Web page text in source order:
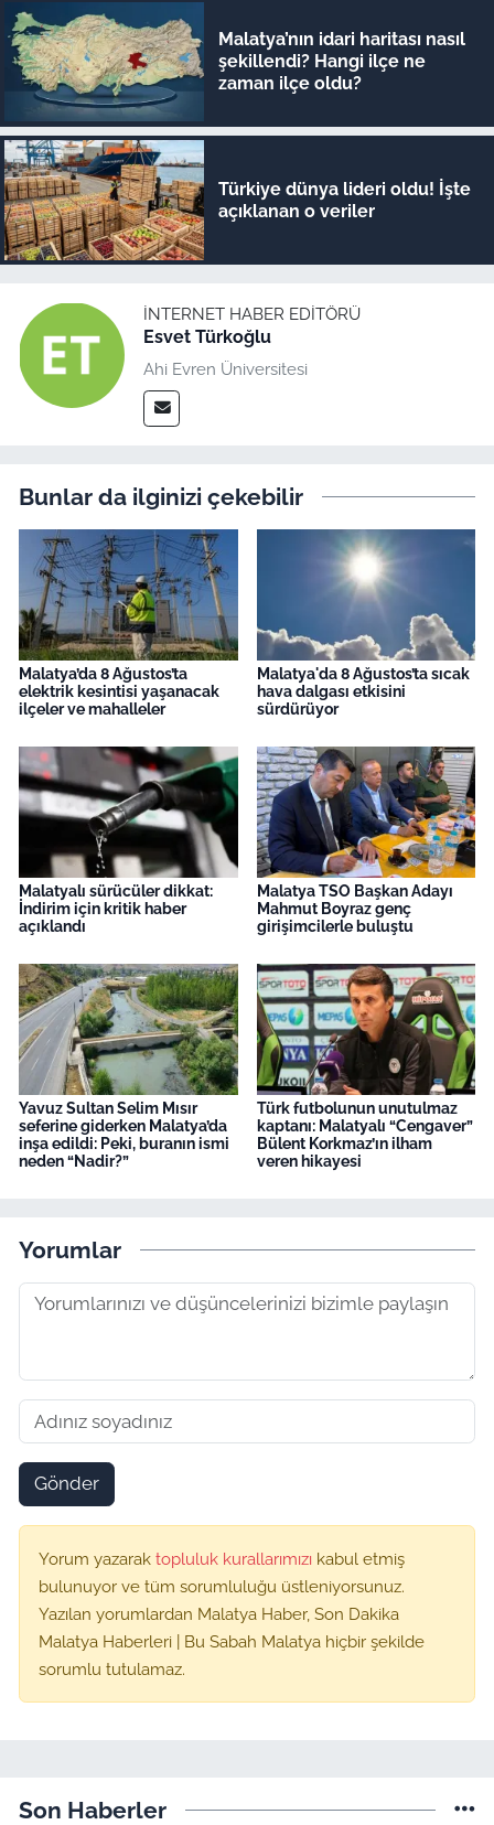
Malatya’nın idari haritası nasıl
şekillendi? Hangi ilçe ne
zaman ilçe oldu?
Türkiye dünya lideri oldu! İşte
açıklanan o veriler
İNTERNET HABER EDITÖRÜ
Esvet Türkoğlu
Ahi Evren Üniversitesi
Bunlar da ilginizi çekebilir
Malatya’da 8 Ağustos’ta
elektrik kesintisi yaşanacak
ilçeler ve mahalleler
Malatya'da 8 Ağustos’ta sıcak
hava dalgası etkisini
sürdürüyor
Malatyalı sürücüler dikkat:
İndirim için kritik haber
açıklandı
Malatya TSO Başkan Adayı
Mahmut Boyraz genç
girişimcilerle buluştu
Yavuz Sultan Selim Mısır
seferine giderken Malatya’da
inşa edildi: Peki, buranın ismi
neden “Nadir?”
Türk futbolunun unutulmaz
kaptanı: Malatyalı “Cengaver”
Bülent Korkmaz’ın ilham
veren hikayesi
Yorumlar
Gönder
Yorum yazarak topluluk kurallarımızı kabul etmiş
bulunuyor ve tüm sorumluluğu üstleniyorsunuz.
Yazılan yorumlardan Malatya Haber, Son Dakika
Malatya Haberleri | Bu Sabah Malatya hiçbir şekilde
sorumlu tutulamaz.
Son Haberler